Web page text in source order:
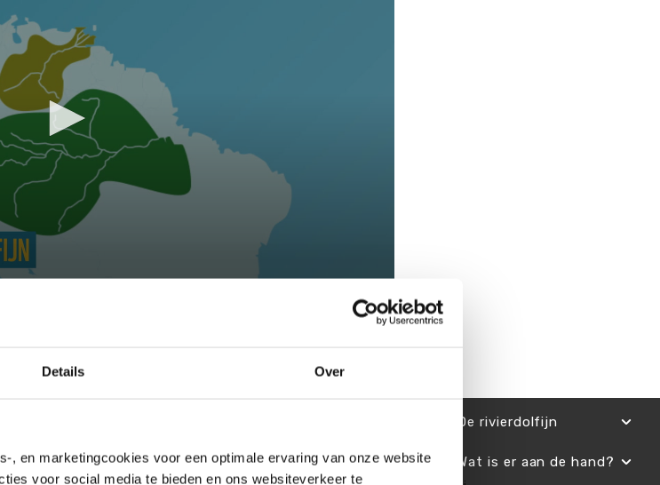
Details Over
, en marketingcookies voor een optimale ervaring van onze website
voor social media te bieden en ons websiteverkeer te
De rivierdolfijn
Wat is er aan de hand?